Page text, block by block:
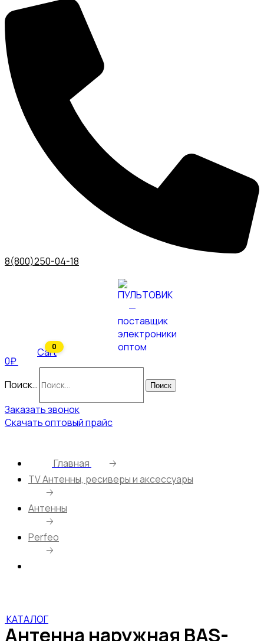
8(800)250-04-18
0₽
0
Cart
Поиск… Поиск
Заказать звонок
Скачать оптовый прайс
Главная
🡢
ТV Антенны, ресиверы и аксессуары
🡢
Антенны
🡢
Perfeo
🡢
КАТАЛОГ
Антенна наружная BAS-